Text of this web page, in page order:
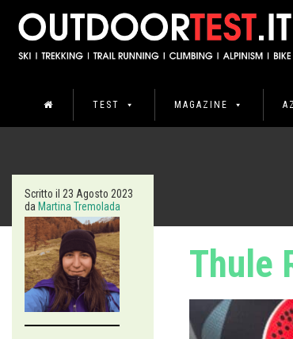
TEST MAGAZINE
Scritto il 23 Agosto 2023
da Martina Tremolada
Thule